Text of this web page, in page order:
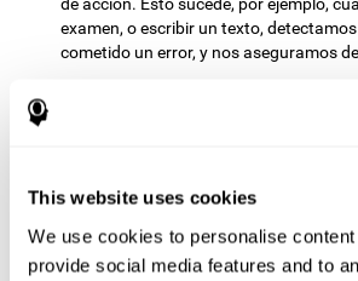
This website uses cookies
We use cookies to personalise
provide social media features and to
de acción. Esto sucede, por ejemplo,
examen, o escribir un texto,
cometido un error, y nos aseguramos
Para avanzar de
debemos prestar atención
neuronales implicadas en nuestra
atender de forma más eficiente a las
ambiente y minimizar el número de